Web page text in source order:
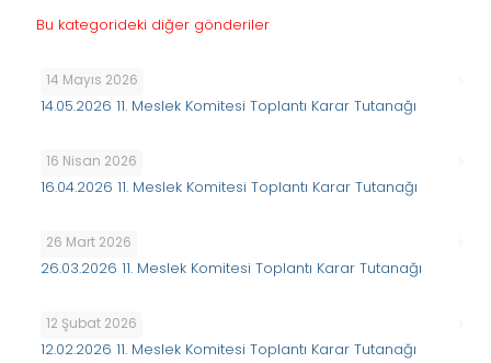
Bu kategorideki diğer gönderiler
14 Mayıs 2026
14.05.2026 11. Meslek Komitesi Toplantı Karar Tutanağı
16 Nisan 2026
16.04.2026 11. Meslek Komitesi Toplantı Karar Tutanağı
26 Mart 2026
26.03.2026 11. Meslek Komitesi Toplantı Karar Tutanağı
12 Şubat 2026
12.02.2026 11. Meslek Komitesi Toplantı Karar Tutanağı